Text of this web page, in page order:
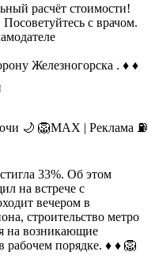
расчёт стоимости!
с врачом.
Железногорска . ♦ ♦
🌙 🦁MAX | Реклама ⛽️
33%. Об этом
на встрече с
вечером в
строительство метро
на возникающие
рабочем порядке. ♦ ♦ 🦁